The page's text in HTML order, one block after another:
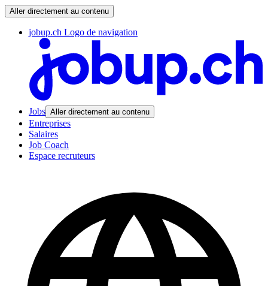
Aller directement au contenu
jobup.ch Logo de navigation
Jobs Aller directement au contenu
Entreprises
Salaires
Job Coach
Espace recruteurs